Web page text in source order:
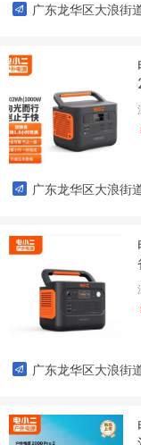
广东龙华区大浪街
广东龙华区大浪街
广东龙华区大浪街